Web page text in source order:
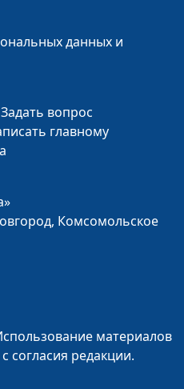
Юлия
Ольга
Алена
Ронжина, Алена
данных и
Задать вопрос
главному
Комсомольское
материалов
согласия редакции.